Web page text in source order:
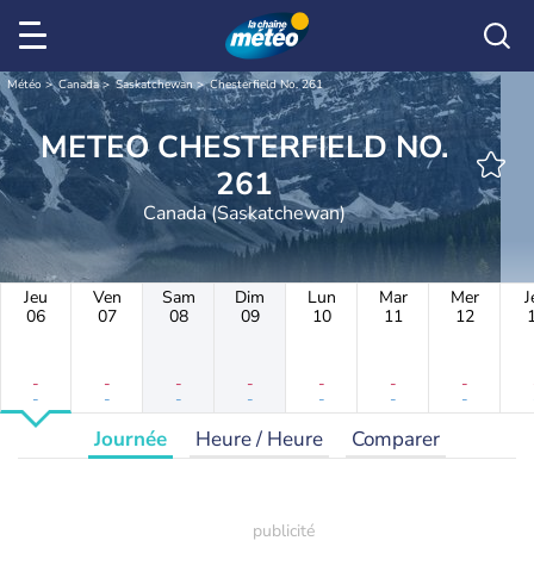
Météo Canada Saskatchewan Chesterfield No. 261
METEO CHESTERFIELD NO.
261
Canada (Saskatchewan)
Jeu
06
-
-
Ven
07
-
-
Sam
08
-
-
Dim
09
-
-
Lun
10
-
-
Mar
11
-
-
Mer
12
-
-
Journée Heure / Heure Comparer